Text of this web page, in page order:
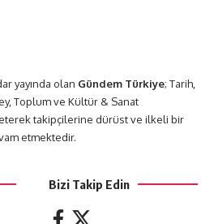
yayında olan Gündem Türkiye; Tarih,
Toplum ve Kültür & Sanat
takipçilerine dürüst ve ilkeli bir
etmektedir.
Bizi Takip Edin